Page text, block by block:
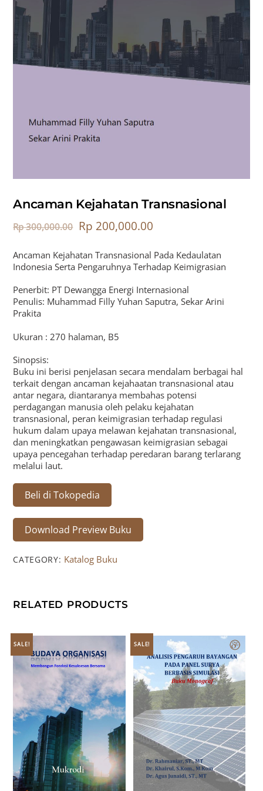
Ancaman Kejahatan Transnasional
Rp300,000.00 Rp 200,000.00
Ancaman Kejahatan Transnasional Pada Kedaulatan
Indonesia Serta Pengaruhnya Terhadap Keimigrasian
Penerbit: PT Dewangga Energi Internasional
Penulis: Muhammad Filly Yuhan Saputra, Sekar Arini
Prakita
Ukuran : 270 halaman, B5
Sinopsis:
Buku ini berisi penjelasan secara mendalam berbagai hal
terkait dengan ancaman kejahaatan transnasional atau
antar negara, diantaranya membahas potensi
perdagangan manusia oleh pelaku kejahatan
transnasional, peran keimigrasian terhadap regulasi
hukum dalam upaya melawan kejahatan transnasional,
dan meningkatkan pengawasan keimigrasian sebagai
upaya pencegahan terhadap peredaran barang terlarang
melalui laut.
Beli di Tokopedia
Download Preview Buku
CATEGORY: Katalog Buku
RELATED PRODUCTS
SALE! SALE!